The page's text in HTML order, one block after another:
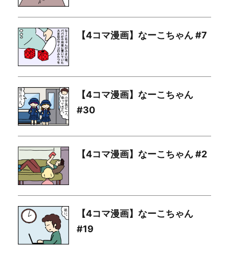
【4コマ漫画】なーこちゃん #7
【4コマ漫画】なーこちゃん
#30
【4コマ漫画】なーこちゃん #2
【4コマ漫画】なーこちゃん
#19